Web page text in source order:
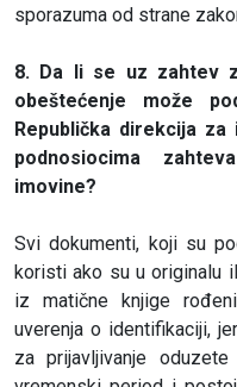
sporazuma od strane
8. Da li se uz zahtev
obeštećenje može
Republička direkcija
podnosiocima
imovine?
Svi dokumenti, koji su
koristi ako su u originalu
iz matične knjige
uverenja o identifikaciji,
za prijavljivanje